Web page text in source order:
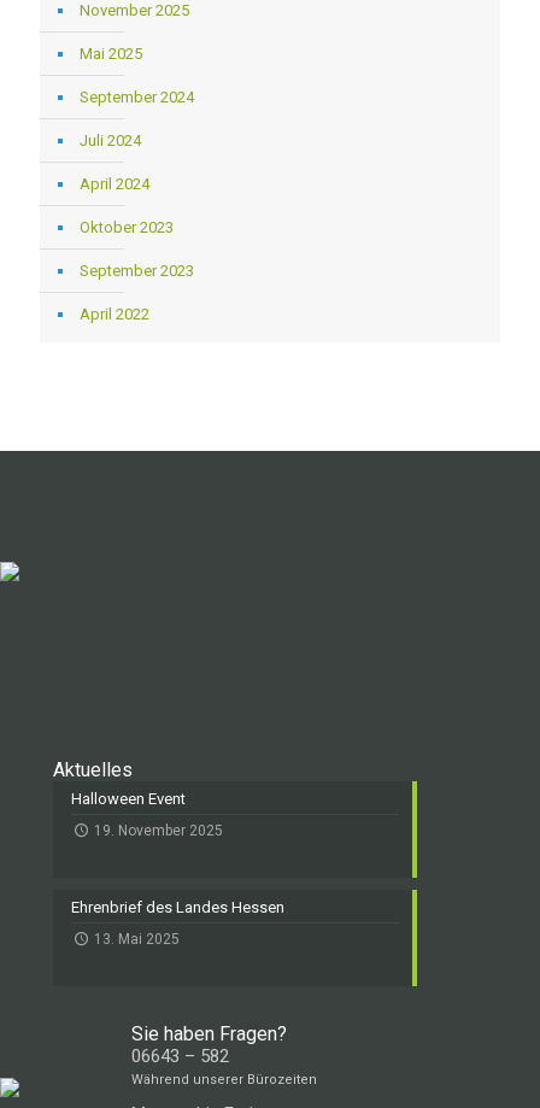
November 2025
Mai 2025
September 2024
Juli 2024
April 2024
Oktober 2023
September 2023
April 2022
Aktuelles
Halloween Event
19. November 2025
Ehrenbrief des Landes Hessen
13. Mai 2025
Sie haben Fragen?
06643 – 582
Während unserer Bürozeiten